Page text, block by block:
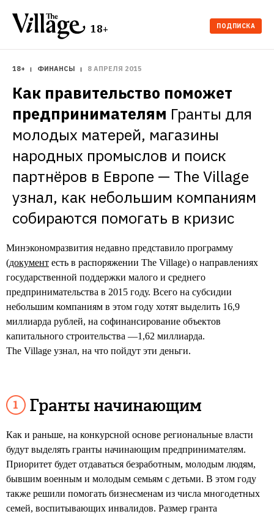
18+ ПОДПИСКА
18+ ФИНАНСЫ 8 АПРЕЛЯ 2015
Как правительство поможет
предпринимателям Гранты для
молодых матерей, магазины
народных промыслов и поиск
партнёров в Европе — The Village
узнал, как небольшим компаниям
собираются помогать в кризис
Минэкономразвития недавно представило программу
(документ есть в распоряжении The Village) о направлениях
государственной поддержки малого и среднего
предпринимательства в 2015 году. Всего на субсидии
небольшим компаниям в этом году хотят выделить 16,9
миллиарда рублей, на софинансирование объектов
капитального строительства —1,62 миллиарда.
The Village узнал, на что пойдут эти деньги.
Гранты начинающим
Как и раньше, на конкурсной основе региональные власти
будут выделять гранты начинающим предпринимателям.
Приоритет будет отдаваться безработным, молодым людям,
бывшим военным и молодым семьям с детьми. В этом году
также решили помогать бизнесменам из числа многодетных
семей, воспитывающих инвалидов. Размер гранта